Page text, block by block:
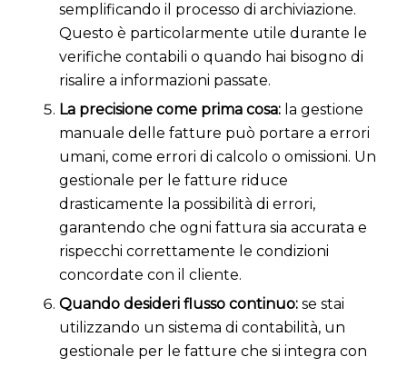
semplificando il processo di archiviazione.
Questo è particolarmente utile durante le
verifiche contabili o quando hai bisogno di
risalire a informazioni passate.
La precisione come prima cosa: la gestione
manuale delle fatture può portare a errori
umani, come errori di calcolo o omissioni. Un
gestionale per le fatture riduce
drasticamente la possibilità di errori,
garantendo che ogni fattura sia accurata e
rispecchi correttamente le condizioni
concordate con il cliente.
Quando desideri flusso continuo:se stai
utilizzando un sistema di contabilità, un
gestionale per le fatture che si integra con